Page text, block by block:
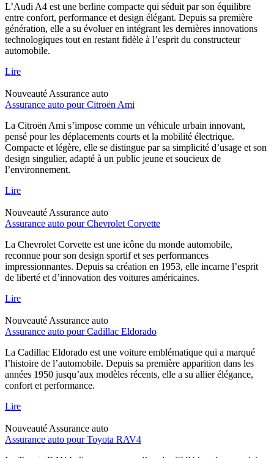
L’Audi A4 est une berline compacte qui séduit par son équilibre
entre confort, performance et design élégant. Depuis sa première
génération, elle a su évoluer en intégrant les dernières innovations
technologiques tout en restant fidèle à l’esprit du constructeur
automobile.
Lire
Nouveauté Assurance auto
Assurance auto pour Citroën Ami
La Citroën Ami s’impose comme un véhicule urbain innovant,
pensé pour les déplacements courts et la mobilité électrique.
Compacte et légère, elle se distingue par sa simplicité d’usage et son
design singulier, adapté à un public jeune et soucieux de
l’environnement.
Lire
Nouveauté Assurance auto
Assurance auto pour Chevrolet Corvette
La Chevrolet Corvette est une icône du monde automobile,
reconnue pour son design sportif et ses performances
impressionnantes. Depuis sa création en 1953, elle incarne l’esprit
de liberté et d’innovation des voitures américaines.
Lire
Nouveauté Assurance auto
Assurance auto pour Cadillac Eldorado
La Cadillac Eldorado est une voiture emblématique qui a marqué
l’histoire de l’automobile. Depuis sa première apparition dans les
années 1950 jusqu’aux modèles récents, elle a su allier élégance,
confort et performance.
Lire
Nouveauté Assurance auto
Assurance auto pour Toyota RAV4